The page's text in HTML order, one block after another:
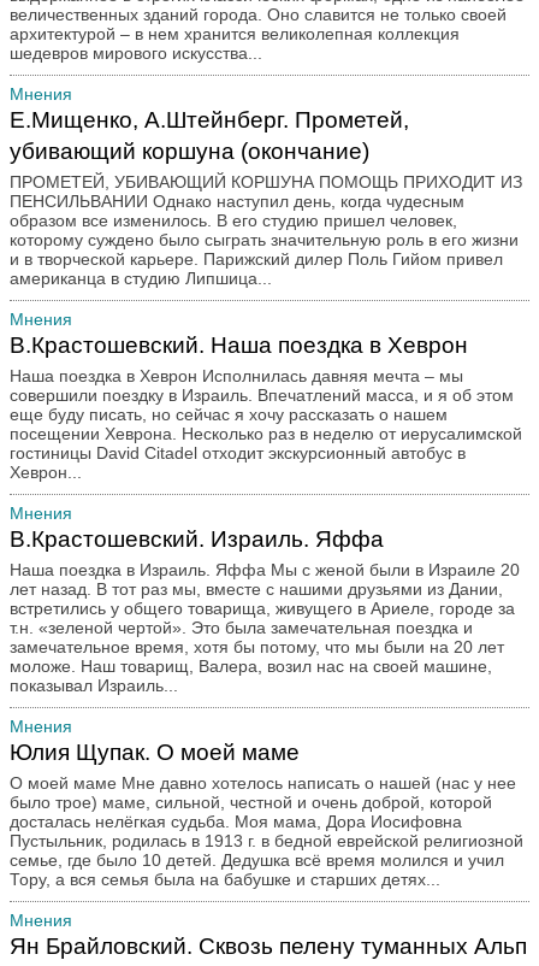
Ретроспектива
Спорт
Творчество наших читателей
Трибуна
Юмор
величественных зданий города. Оно славится не только своей
архитектурой – в нем хранится великолепная коллекция
шедевров мирового искусства...
Мнения
Е.Мищенко, А.Штейнберг. Прометей,
убивающий коршуна (окончание)
ПРОМЕТЕЙ, УБИВАЮЩИЙ КОРШУНА ПОМОЩЬ ПРИХОДИТ ИЗ
ПЕНСИЛЬВАНИИ Однако наступил день, когда чудесным
образом все изменилось. В его студию пришел человек,
которому суждено было сыграть значительную роль в его жизни
и в творческой карьере. Парижский дилер Поль Гийом привел
американца в студию Липшица...
Мнения
В.Крастошевский. Наша поездка в Хеврон
Наша поездка в Хеврон Исполнилась давняя мечта – мы
совершили поездку в Израиль. Впечатлений масса, и я об этом
еще буду писать, но сейчас я хочу рассказать о нашем
посещении Хеврона. Несколько раз в неделю от иерусалимской
гостиницы David Citadel отходит экскурсионный автобус в
Хеврон...
Мнения
В.Крастошевский. Израиль. Яффа
Наша поездка в Израиль. Яффа Мы с женой были в Израиле 20
лет назад. В тот раз мы, вместе с нашими друзьями из Дании,
встретились у общего товарища, живущего в Ариеле, городе за
т.н. «зеленой чертой». Это была замечательная поездка и
замечательное время, хотя бы потому, что мы были на 20 лет
моложе. Наш товарищ, Валера, возил нас на своей машине,
показывал Израиль...
Мнения
Юлия Щупак. О моей маме
О моей маме Мне давно хотелось написать о нашей (нас у нее
было трое) маме, сильной, честной и очень доброй, которой
досталась нелёгкая судьба. Моя мама, Дора Иосифовна
Пустыльник, родилась в 1913 г. в бедной еврейской религиозной
семье, где было 10 детей. Дедушка всё время молился и учил
Тору, а вся семья была на бабушке и старших детях...
Мнения
Ян Брайловский. Сквозь пелену туманных Альп